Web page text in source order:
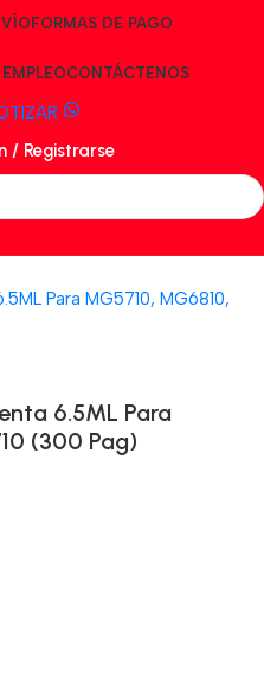
FORMAS DE PAGO
CONTÁCTENOS
/ Registrarse
6.5ML Para
(300 Pag)